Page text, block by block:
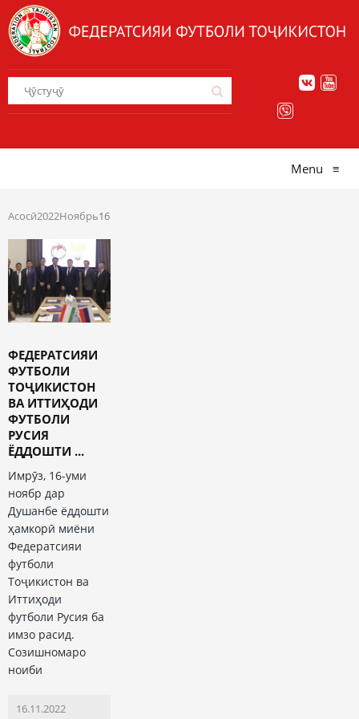
Menu ≡
Асосӣ2022Ноябрь16
ФЕДЕРАТСИЯИ
ФУТБОЛИ
ТОҶИКИСТОН
ВА ИТТИҲОДИ
ФУТБОЛИ
РУСИЯ
ЁДДОШТИ ...
Имрӯз, 16-уми
ноябр дар
Душанбе ёддошти
ҳамкорӣ миёни
Федератсияи
футболи
Тоҷикистон ва
Иттиҳоди
футболи Русия ба
имзо расид.
Созишномаро
ноиби
16.11.2022